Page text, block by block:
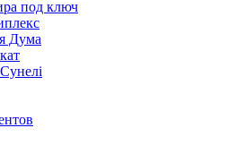
под ключ
Дума